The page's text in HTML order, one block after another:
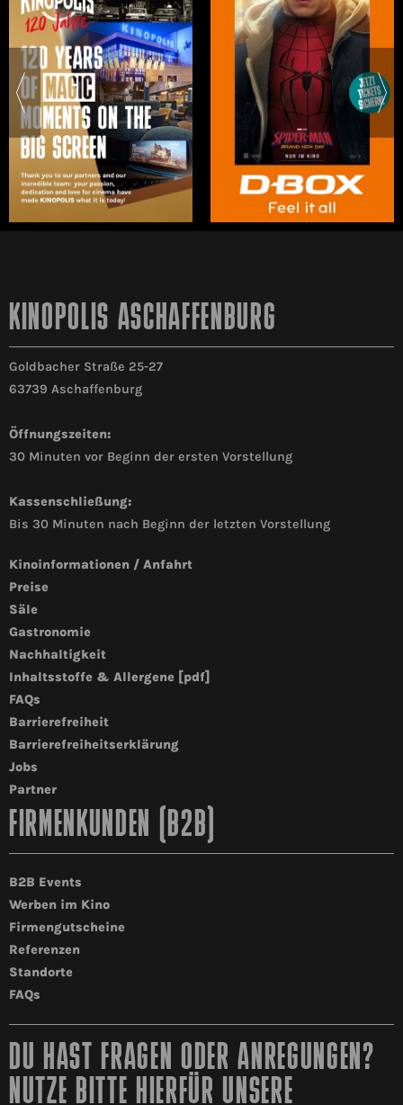
KINOPOLIS ASCHAFFENBURG
Goldbacher Straße 25-27
63739 Aschaffenburg
Öffnungszeiten:
30 Minuten vor Beginn der ersten Vorstellung
Kassenschließung:
Bis 30 Minuten nach Beginn der letzten Vorstellung
Kinoinformationen / Anfahrt
Preise
Säle
Gastronomie
Nachhaltigkeit
Inhaltsstoffe & Allergene [pdf]
FAQs
Barrierefreiheit
Barrierefreiheitserklärung
Jobs
Partner
FIRMENKUNDEN (B2B)
B2B Events
Werben im Kino
Firmengutscheine
Referenzen
Standorte
FAQs
DU HAST FRAGEN ODER ANREGUNGEN?
NUTZE BITTE HIERFÜR UNSERE